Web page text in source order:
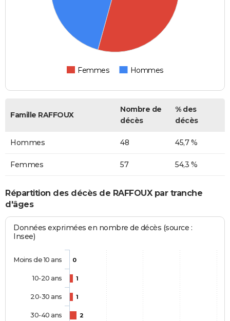
Femmes Hommes
Famille RAFFOUX
Nombre de
décès
% des
décès
Hommes 48 45,7 %
Femmes 57 54,3 %
Répartition des décès de RAFFOUX par tranche
d'âges
Données exprimées en nombre de décès (source :
Insee)
0
1
1
2
Moins de 10 ans
10-20 ans
20-30 ans
30-40 ans